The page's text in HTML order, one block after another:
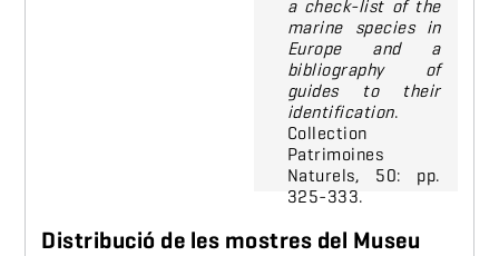
a check-list of the
marine species in
Europe and a
bibliography of
guides to their
identification.
Collection
Patrimoines
Naturels, 50: pp.
325-333.
Distribució de les mostres del Museu